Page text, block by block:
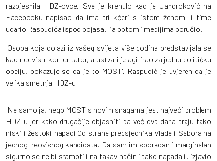
razbjesnila HDZ-ovce. Sve je krenulo kad je Jandroković na
Facebooku napisao da ima tri kćeri s istom ženom, i time
udario Raspudića ispod pojasa. Pa potom i medijima poručio:
"Osoba koja dolazi iz vašeg svijeta više godina predstavljala se
kao neovisni komentator, a ustvari je agitirao za jednu političku
opciju, pokazuje se da je to MOST''. Raspudić je uvjeren da je
velika smetnja HDZ-u:
"Ne samo ja, nego MOST s novim snagama jest najveći problem
HDZ-u jer kako drugačije objasniti da već dva dana traju tako
niski i žestoki napadi 0d strane predsjednika Vlade i Sabora na
jednog neovisnog kandidata. Da sam im sporedan i marginalan
sigurno se ne bi sramotili na takav način i tako napadali'', izjavio